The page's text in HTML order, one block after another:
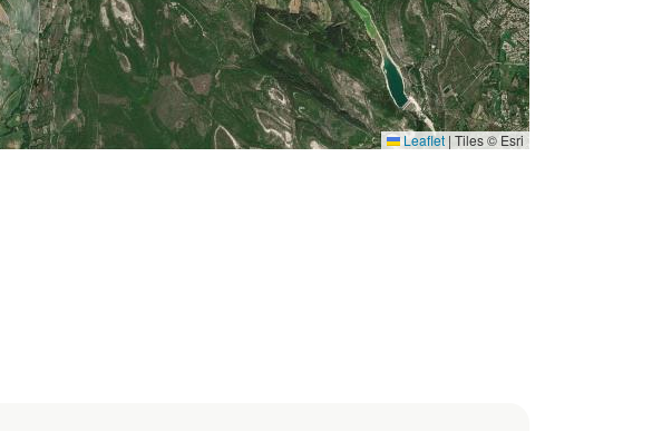
Leaflet | Tiles © Esri